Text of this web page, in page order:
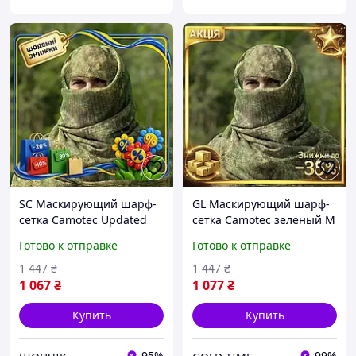
SC Маскирующий шарф-
сетка Camotec Updated
снайперов защита лица и
головы CH2_99K
Готово к отправке
1 067₴
1 447 ₴
Купить
GL Маскирующий шарф-
сетка Camotec зеленый M
лица и головы LO31\PR
Готово к отправке
1 077₴
1 447 ₴
Купить